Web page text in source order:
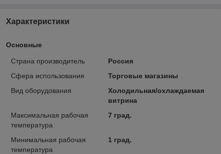
Характеристики
Основные
Страна производитель
Россия
Сфера использования
Торговые магазины
Вид оборудования
Холодильная/охлаждаемая
витрина
Максимальная рабочая
температура
7 град.
Минимальная рабочая
температура
1 град.